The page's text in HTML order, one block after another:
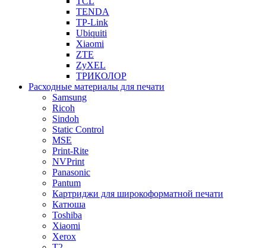
TENDA
TP-Link
Ubiquiti
Xiaomi
ZTE
ZyXEL
ТРИКОЛОР
Расходные материалы для печати
Samsung
Ricoh
Sindoh
Static Control
MSE
Print-Rite
NVPrint
Panasonic
Pantum
Картриджи для широкоформатной печати
Катюша
Toshiba
Xiaomi
Xerox